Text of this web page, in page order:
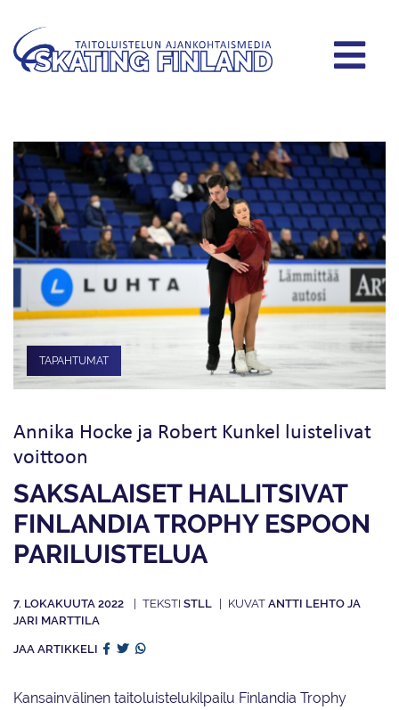
TAPAHTUMAT
Annika Hocke ja Robert Kunkel luistelivat
voittoon
SAKSALAISET HALLITSIVAT
FINLANDIA TROPHY ESPOON
PARILUISTELUA
7. LOKAKUUTA 2022 STLL
ANTTI LEHTO JA
JARI MARTTILA
JAA ARTIKKELI
Kansainvälinen taitoluistelukilpailu Finlandia Trophy